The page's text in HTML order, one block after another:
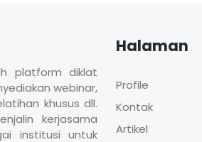
platform diklat
webinar,
khusus dll.
kerjasama
institusi untuk
Halaman
Profile
Kontak
Artikel